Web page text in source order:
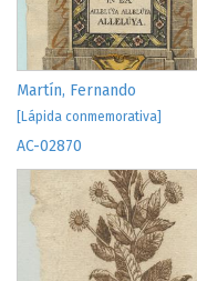
Martín, Fernando
[Lápida conmemorativa]
AC-02870